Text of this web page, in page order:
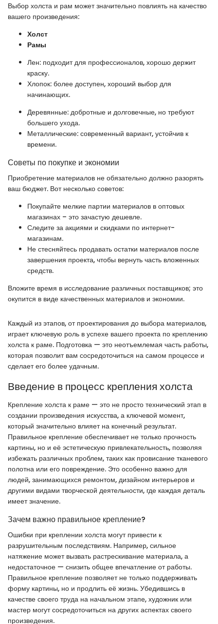
Выбор холста и рам может значительно повлиять на качество
вашего произведения:
Холст
Рамы
Лен: подходит для профессионалов, хорошо держит
краску.
Хлопок: более доступен, хороший выбор для
начинающих.
Деревянные: добротные и долговечные, но требуют
большего ухода.
Металлические: современный вариант, устойчив к
времени.
Советы по покупке и экономии
Приобретение материалов не обязательно должно разорять
ваш бюджет. Вот несколько советов:
Покупайте мелкие партии материалов в оптовых
магазинах – это зачастую дешевле.
Следите за акциями и скидками по интернет-
магазинам.
Не стесняйтесь продавать остатки материалов после
завершения проекта, чтобы вернуть часть вложенных
средств.
Вложите время в исследование различных поставщиков; это
окупится в виде качественных материалов и экономии.
Каждый из этапов, от проектирования до выбора материалов,
играет ключевую роль в успехе вашего проекта по креплению
холста к раме. Подготовка — это неотъемлемая часть работы,
которая позволит вам сосредоточиться на самом процессе и
сделает его более удачным.
Введение в процесс крепления холста
Крепление холста к раме — это не просто технический этап в
создании произведения искусства, а ключевой момент,
который значительно влияет на конечный результат.
Правильное крепление обеспечивает не только прочность
картины, но и её эстетическую привлекательность, позволяя
избежать различных проблем, таких как провисание тканевого
полотна или его повреждение. Это особенно важно для
людей, занимающихся ремонтом, дизайном интерьеров и
другими видами творческой деятельности, где каждая деталь
имеет значение.
Зачем важно правильное крепление?
Ошибки при креплении холста могут привести к
разрушительным последствиям. Например, сильное
натяжение может вызвать растрескивание материала, а
недостаточное — снизить общее впечатление от работы.
Правильное крепление позволяет не только поддерживать
форму картины, но и продлить её жизнь. Убедившись в
качестве своего труда на начальном этапе, художник или
мастер могут сосредоточиться на других аспектах своего
произведения.